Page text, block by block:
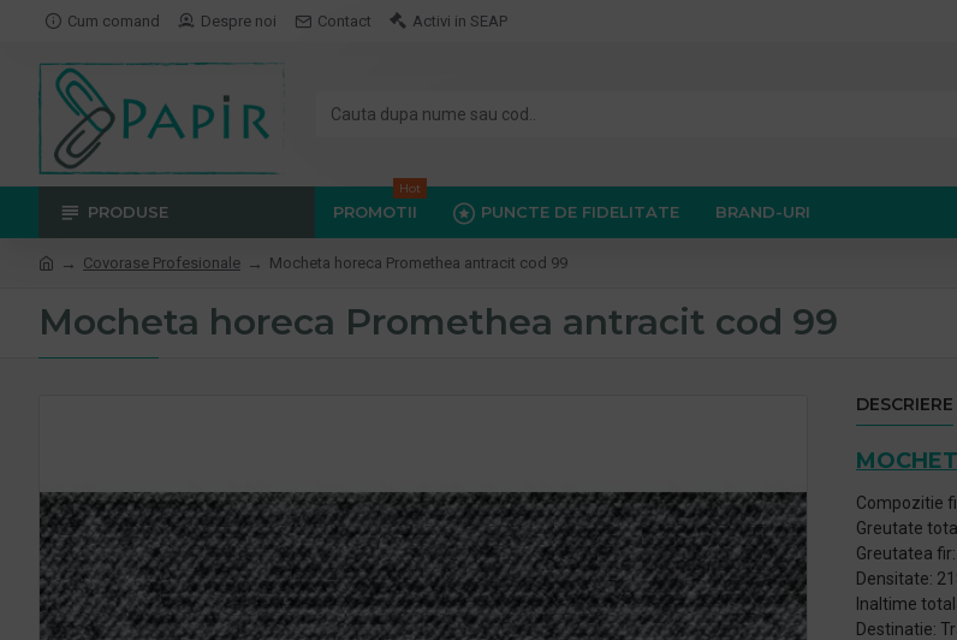
Cum comand Despre noi Contact Activi in SEAP
PRODUSE PROMOTII
Hot
PUNCTE DE FIDELITATE BRAND-URI
Covorase Profesionale Mocheta horeca Promethea antracit cod 99
Mocheta horeca Promethea antracit cod 99
DESCRIERE
Compozitie
Greutate
Greutatea
Densitate:
Inaltime
Destinatie: